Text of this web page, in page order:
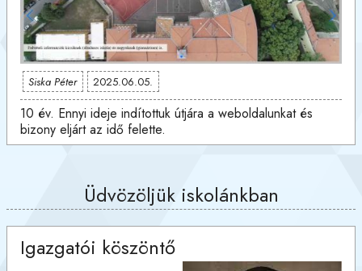
Siska Péter 2025.06.05.
10 év. Ennyi ideje indítottuk útjára a weboldalunkat és
bizony eljárt az idő felette.
Üdvözöljük iskolánkban
Igazgatói köszöntő